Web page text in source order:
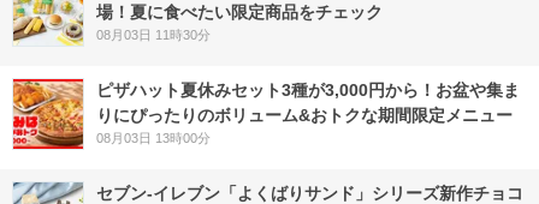
場！夏に食べたい限定商品をチェック
08月03日 11時30分
ピザハット夏休みセット3種が3,000円から！お盆や集ま
りにぴったりのボリューム&おトクな期間限定メニュー
08月03日 13時00分
セブン‐イレブン「よくばりサンド」シリーズ新作チョコ